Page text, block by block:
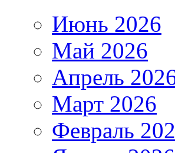
Июнь 2026
Май 2026
Апрель
Март 2026
Февраль